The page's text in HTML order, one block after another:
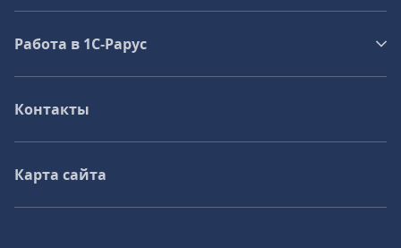
Работа в 1С‑Рарус
Контакты
Карта сайта